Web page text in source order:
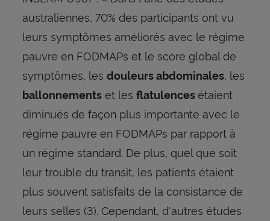
australiennes, 70% des participants ont vu
leurs symptômes améliorés avec le régime
pauvre en FODMAPs et le score global de
symptômes, les douleurs abdominales, les
ballonnementset les flatulencesétaient
diminués de façon plus importante avec le
régime pauvre en FODMAPs par rapport à
un régime standard. De plus, quel que soit
leur trouble du transit, les patients étaient
plus souvent satisfaits de la consistance de
leurs selles (3). Cependant, d'autres études